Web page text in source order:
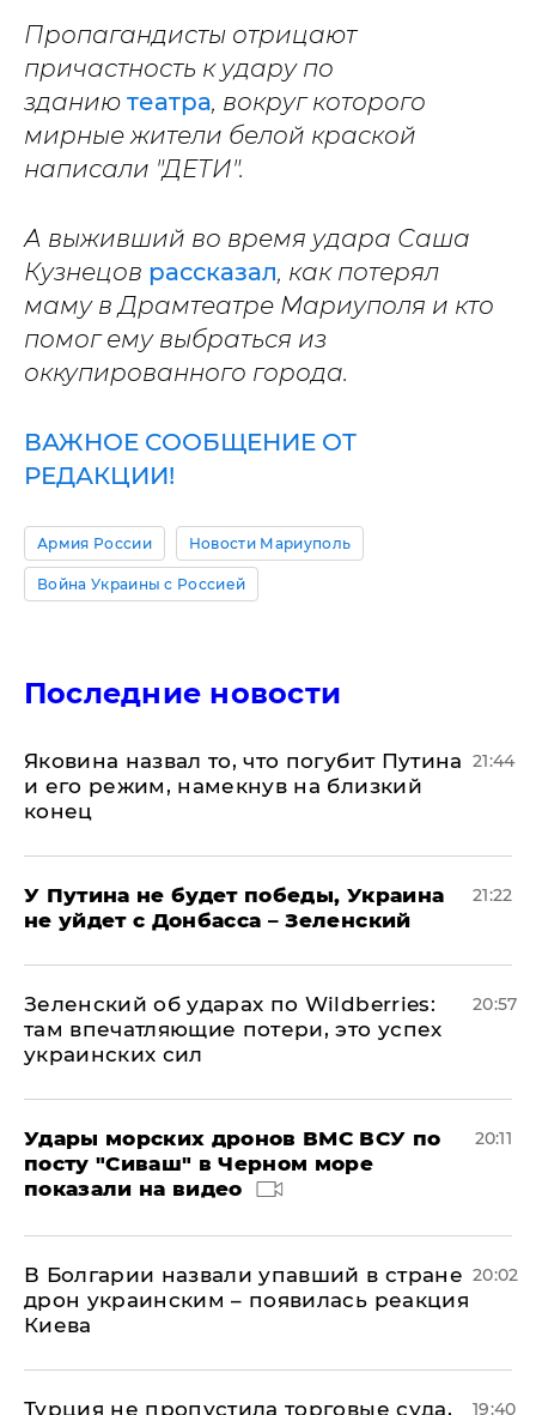
Пропагандисты отрицают
причастность к удару по
зданию театра, вокруг которого
мирные жители белой краской
написали "ДЕТИ".
А выживший во время удара Саша
Кузнецов рассказал, как потерял
маму в Драмтеатре Мариуполя и кто
помог ему выбраться из
оккупированного города.
ВАЖНОЕ СООБЩЕНИЕ ОТ
РЕДАКЦИИ!
Армия России Новости Мариуполь
Война Украины с Россией
Последние новости
Яковина назвал то, что погубит Путина
и его режим, намекнув на близкий
конец
21:44
У Путина не будет победы, Украина
не уйдет с Донбасса – Зеленский
21:22
Зеленский об ударах по Wildberries:
там впечатляющие потери, это успех
украинских сил
20:57
Удары морских дронов ВМС ВСУ по
посту "Сиваш" в Черном море
показали на видео
20:11
В Болгарии назвали упавший в стране
дрон украинским – появилась реакция
Киева
20:02
Турция не пропустила торговые суда, 19:40